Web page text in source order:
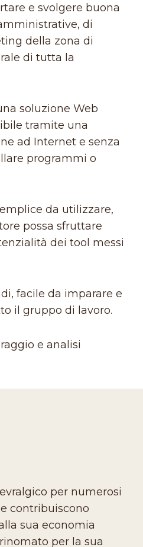
e svolgere buona
di
della zona di
di tutta la
soluzione Web
tramite una
ad Internet e senza
programmi o
da utilizzare,
possa sfruttare
dei tool messi
facile da imparare e
il gruppo di lavoro.
per numerosi
contribuiscono
sua economia
per la sua